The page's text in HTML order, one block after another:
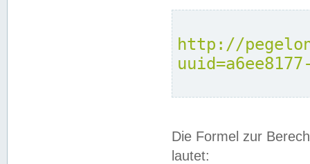
http://
Die Formel zur
lautet: